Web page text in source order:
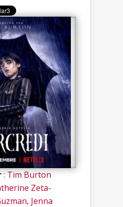
:Tim Burton
Zeta-
, Jenna